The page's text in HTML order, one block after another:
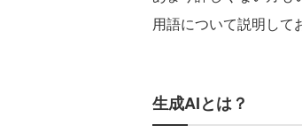
用語について説明して
生成AIとは？